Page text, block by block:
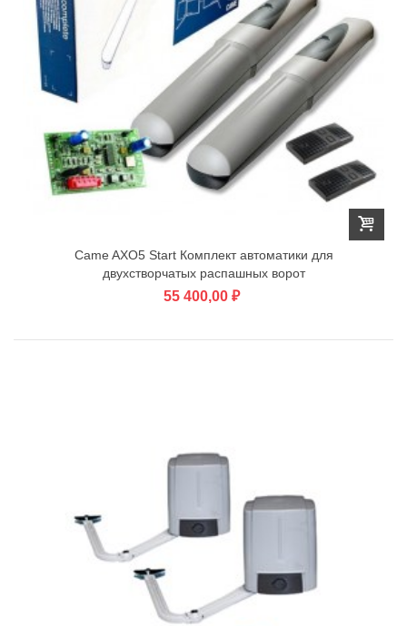
Came AXO5 Start Комплект автоматики для
двухстворчатых распашных ворот
55 400,00 ₽